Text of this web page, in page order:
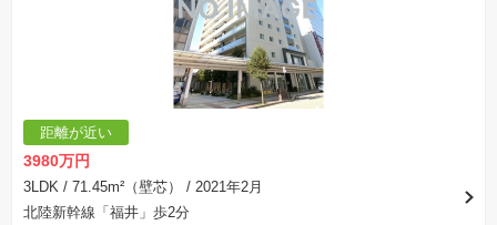
距離が近い
3980万円
3LDK / 71.45m²（壁芯）
/ 2021年2月
北陸新幹線「福井」歩2分